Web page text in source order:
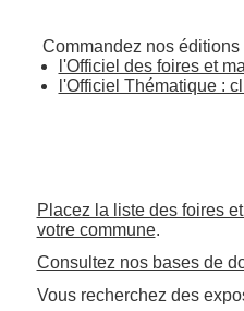
Commandez nos éditions
l'Officiel des foires et
l'Officiel Thématique :
Placez la liste des foires
votre commune.
Consultez nos bases de
Vous recherchez des